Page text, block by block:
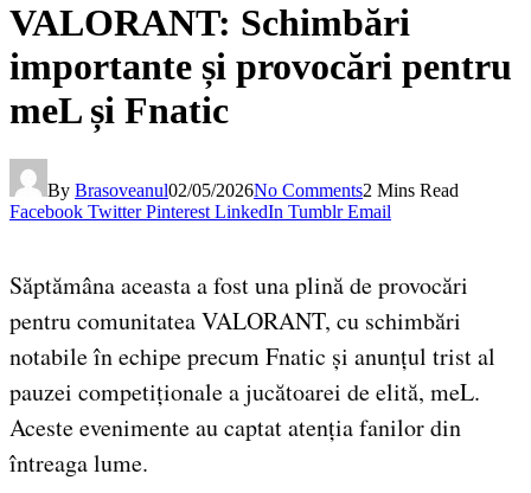
VALORANT: Schimbări
importante și provocări pentru
meL și Fnatic
By Brasoveanul02/05/2026No Comments2 Mins Read
Facebook Twitter Pinterest LinkedIn Tumblr Email
Săptămâna aceasta a fost una plină de provocări
pentru comunitatea VALORANT, cu schimbări
notabile în echipe precum Fnatic și anunțul trist al
pauzei competiționale a jucătoarei de elită, meL.
Aceste evenimente au captat atenția fanilor din
întreaga lume.